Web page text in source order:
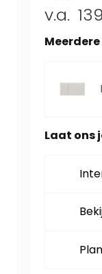
v.a.
Laat ons